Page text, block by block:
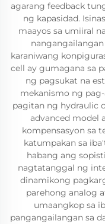
agarang feedback
ng kapasidad.
maayos sa umiiral
karaniwang
cell ay gumagana sa
ng pagsukat na
mekanismo ng
pagitan ng hydraulic
advanced model
kompensasyon sa
katumpakan sa
habang ang
nagtatanggal ng
dinamikong
parehong analog
umaangkop sa
pangangailangan sa